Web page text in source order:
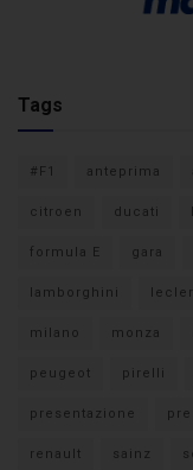
Tags
#F1 anteprima
citroen ducati
formula E gara
lamborghini
milano monza
peugeot pirelli
presentazione
renault sainz